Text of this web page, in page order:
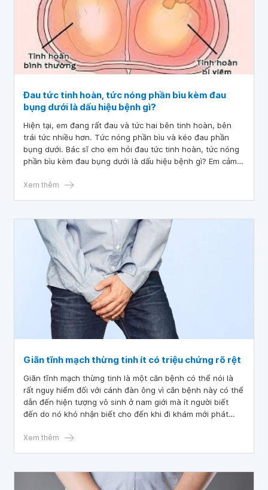
Đau tức tinh hoàn, tức nóng phần bìu kèm đau
bụng dưới là dấu hiệu bệnh gì?
Hiện tại, em đang rất đau và tức hai bên tinh hoàn, bên
trái tức nhiều hơn. Tức nóng phần bìu và kéo đau phần
bụng dưới. Bác sĩ cho em hỏi đau tức tinh hoàn, tức nóng
phần bìu kèm đau bụng dưới là dấu hiệu bệnh gì? Em cảm
Xem thêm
Giãn tĩnh mạch thừng tinh ít có triệu chứng rõ rệt
Giãn tĩnh mạch thừng tinh là một căn bệnh có thể nói là
rất nguy hiểm đối với cánh đàn ông vì căn bệnh này có thể
dẫn đến hiện tượng vô sinh ở nam giới mà ít người biết
đến do nó khó nhận biết cho đến khi đi khám mới phát
Xem thêm